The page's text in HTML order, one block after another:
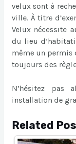
velux sont à
ville. À titre
Velux nécessite
du lieu
même un permis
toujours des
N’hésitez pas
installation de
Related